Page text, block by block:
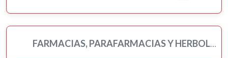
FARMACIAS, PARAFARMACIAS Y HERBOLARIOS